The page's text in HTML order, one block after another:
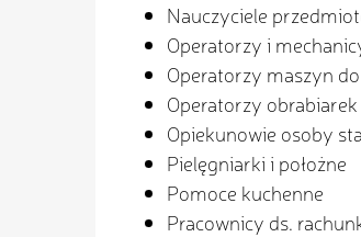
Nauczyciele
Operatorzy i
Operatorzy maszyn
Operatorzy
Opiekunowie osoby
Pielęgniarki i położne
Pomoce kuchenne
Pracownicy ds.